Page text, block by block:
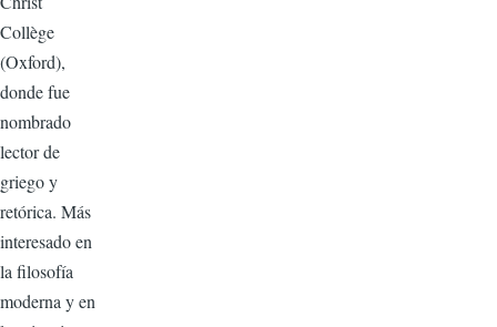
Collège
(Oxford),
donde fue
nombrado
lector de
griego y
retórica. Más
interesado en
la filosofía
moderna y en